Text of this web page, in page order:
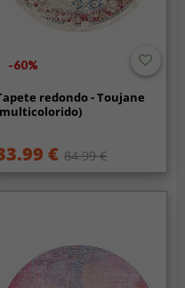
-60%
redondo - Toujane
€ 84.99 €